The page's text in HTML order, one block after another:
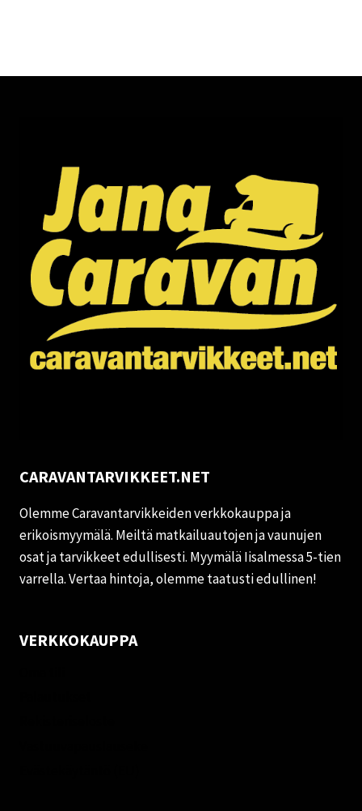
CARAVANTARVIKKEET.NET
Olemme Caravantarvikkeiden verkkokauppa ja
erikoismyymälä. Meiltä matkailuautojen ja vaunujen
osat ja tarvikkeet edullisesti. Myymälä Iisalmessa 5-tien
varrella. Vertaa hintoja, olemme taatusti edullinen!
VERKKOKAUPPA